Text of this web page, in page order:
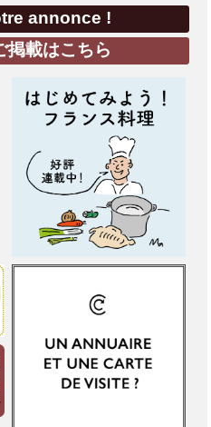
annonce !
掲載はこちら